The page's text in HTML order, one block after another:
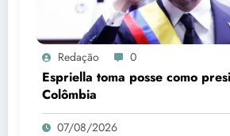
Redação 0
Espriella toma posse como
Colômbia
07/08/2026